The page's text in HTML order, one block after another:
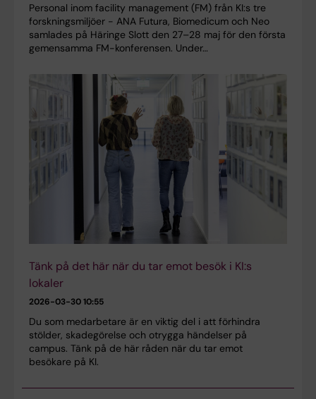
Personal inom facility management (FM) från KI:s tre
forskningsmiljöer - ANA Futura, Biomedicum och Neo
samlades på Häringe Slott den 27–28 maj för den första
gemensamma FM-konferensen. Under…
Tänk på det här när du tar emot besök i KI:s
lokaler
2026-03-30 10:55
Du som medarbetare är en viktig del i att förhindra
stölder, skadegörelse och otrygga händelser på
campus. Tänk på de här råden när du tar emot
besökare på KI.